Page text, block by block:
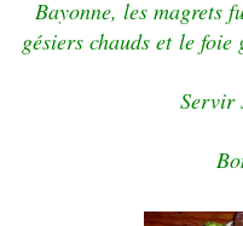
Bayonne, les magrets
gésiers chauds et le
Servir